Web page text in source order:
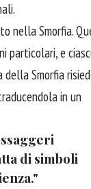
nella Smorfia.
particolari, e
Smorfia
in un
di simboli